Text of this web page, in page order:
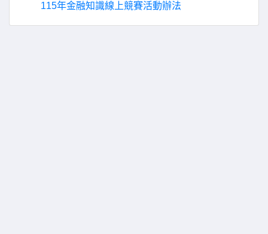
115年金融知識線上競賽活動辦法